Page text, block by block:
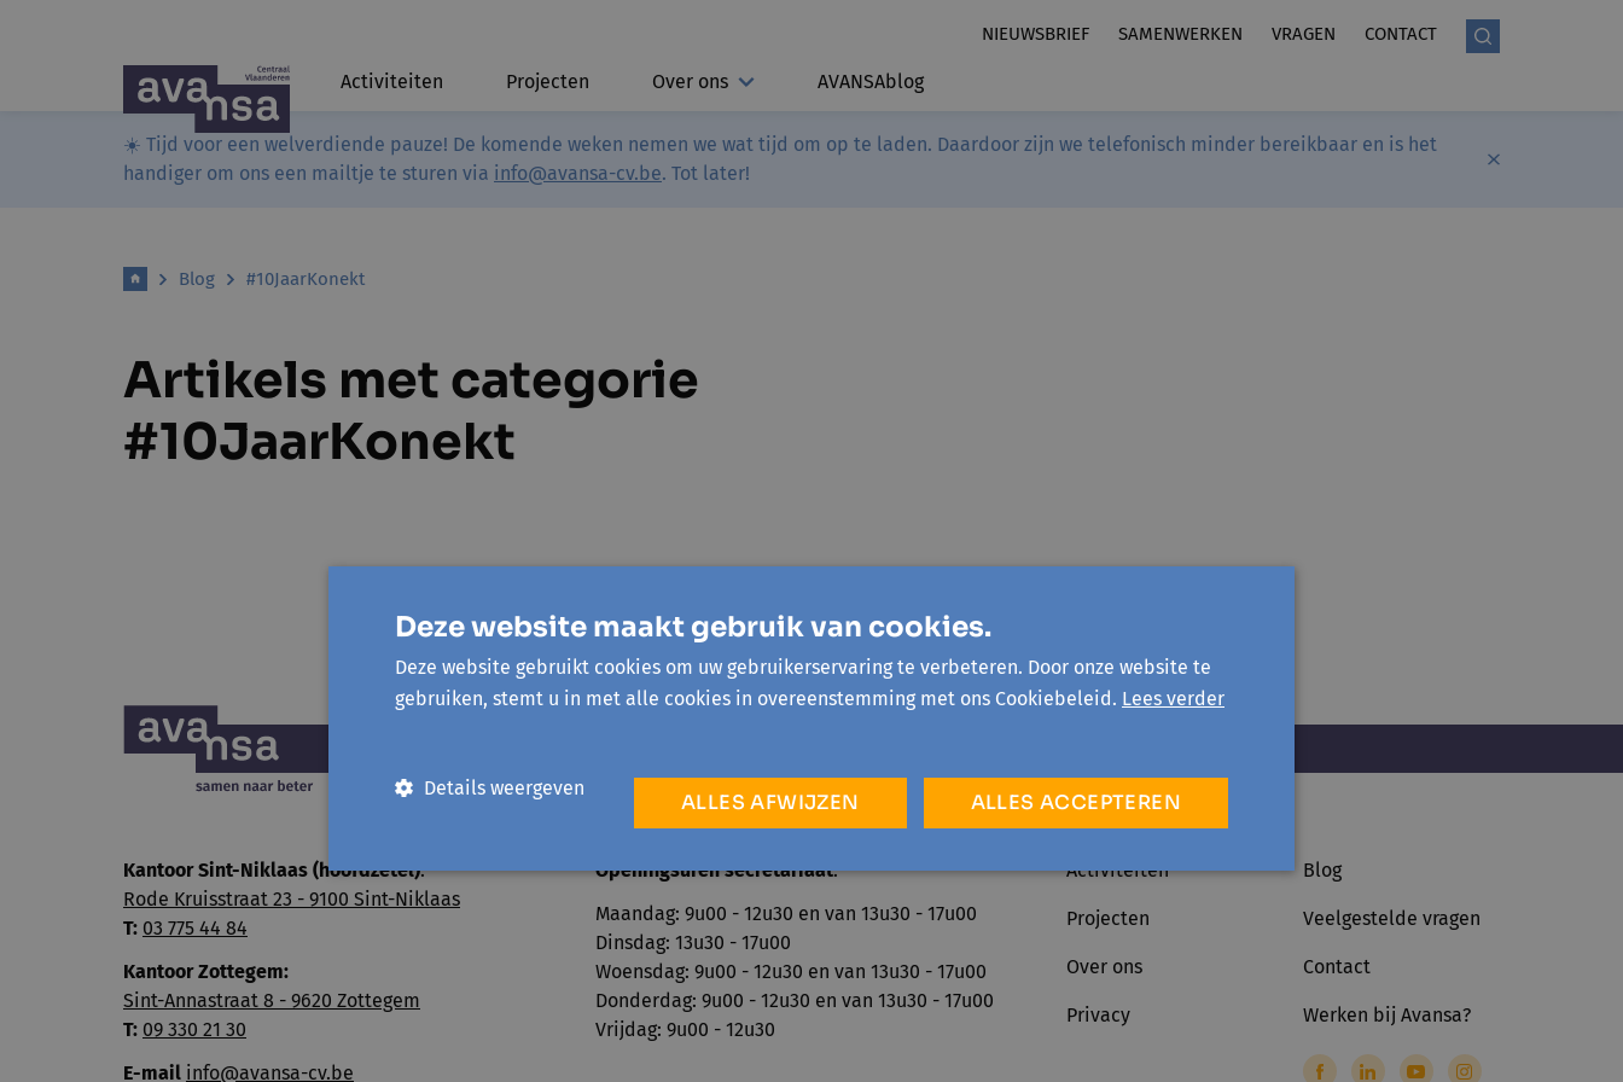
NIEUWSBRIEF SAMENWERKEN VRAGEN CONTACT
Activiteiten Projecten Over ons AVANSAblog
☀️ Tijd voor een welverdiende pauze! De komende weken nemen we wat tijd om op te laden. Daardoor zijn we telefonisch minder bereikbaar en is het
handiger om ons een mailtje te sturen via info@avansa-cv.be. Tot later!
Blog #10JaarKonekt
Artikels met categorie
#10JaarKonekt
Kantoor Sint-Niklaas (hoofdzetel):
Rode Kruisstraat 23 - 9100 Sint-Niklaas
T: 03 775 44 84
Kantoor Zottegem:
Sint-Annastraat 8 - 9620 Zottegem
T: 09 330 21 30
E-mail info@avansa-cv.be
Openingsuren secretariaat:
Maandag: 9u00 - 12u30 en van 13u30 - 17u00
Dinsdag: 13u30 - 17u00
Woensdag: 9u00 - 12u30 en van 13u30 - 17u00
Donderdag: 9u00 - 12u30 en van 13u30 - 17u00
Vrijdag: 9u00 - 12u30
Activiteiten
Projecten
Over ons
Privacy
Blog
Veelgestelde vragen
Contact
Werken bij Avansa?
Deze website maakt gebruik van cookies.
Deze website gebruikt cookies om uw gebruikerservaring te verbeteren. Door onze website te
gebruiken, stemt u in met alle cookies in overeenstemming met ons Cookiebeleid. Lees verder
ALLES ACCEPTEREN
ALLES AFWIJZEN
Details weergeven